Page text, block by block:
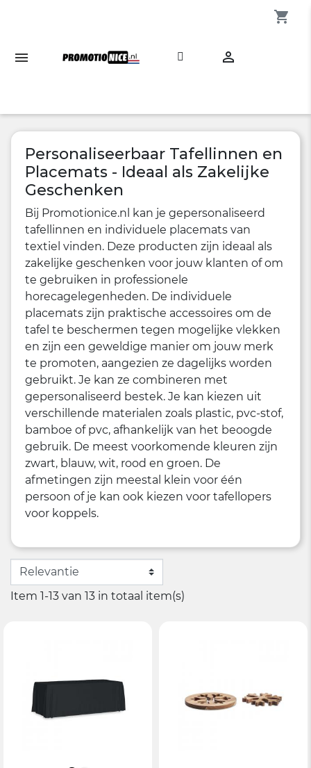

shopping_cart
Personaliseerbaar Tafellinnen en
Placemats - Ideaal als Zakelijke
Geschenken
Bij Promotionice.nl kan je gepersonaliseerd
tafellinnen en individuele placemats van
textiel vinden. Deze producten zijn ideaal als
zakelijke geschenken voor jouw klanten of om
te gebruiken in professionele
horecagelegenheden. De individuele
placemats zijn praktische accessoires om de
tafel te beschermen tegen mogelijke vlekken
en zijn een geweldige manier om jouw merk
te promoten, aangezien ze dagelijks worden
gebruikt. Je kan ze combineren met
gepersonaliseerd bestek. Je kan kiezen uit
verschillende materialen zoals plastic, pvc-stof,
bamboe of pvc, afhankelijk van het beoogde
gebruik. De meest voorkomende kleuren zijn
zwart, blauw, wit, rood en groen. De
afmetingen zijn meestal klein voor één
persoon of je kan ook kiezen voor tafellopers
voor koppels.
Item 1-13 van 13 in totaal item(s)